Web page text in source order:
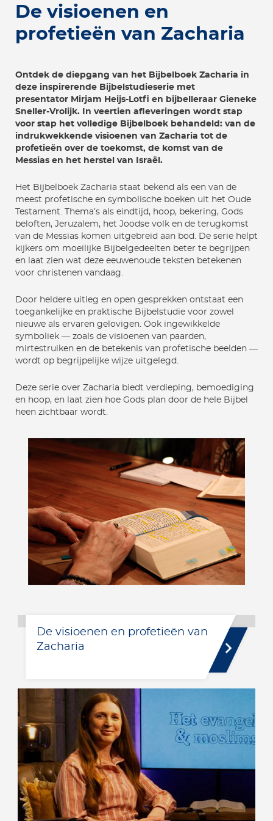
De visioenen en
profetieën van Zacharia
Ontdek de diepgang van het Bijbelboek Zacharia in
deze inspirerende Bijbelstudieserie met
presentator Mirjam Heijs-Lotfi en bijbelleraar Gieneke
Sneller-Vrolijk. In veertien afleveringen wordt stap
voor stap het volledige Bijbelboek behandeld: van de
indrukwekkende visioenen van Zacharia tot de
profetieën over de toekomst, de komst van de
Messias en het herstel van Israël.
Het Bijbelboek Zacharia staat bekend als een van de
meest profetische en symbolische boeken uit het Oude
Testament. Thema’s als eindtijd, hoop, bekering, Gods
beloften, Jeruzalem, het Joodse volk en de terugkomst
van de Messias komen uitgebreid aan bod. De serie helpt
kijkers om moeilijke Bijbelgedeelten beter te begrijpen
en laat zien wat deze eeuwenoude teksten betekenen
voor christenen vandaag.
Door heldere uitleg en open gesprekken ontstaat een
toegankelijke en praktische Bijbelstudie voor zowel
nieuwe als ervaren gelovigen. Ook ingewikkelde
symboliek — zoals de visioenen van paarden,
mirtestruiken en de betekenis van profetische beelden —
wordt op begrijpelijke wijze uitgelegd.
Deze serie over Zacharia biedt verdieping, bemoediging
en hoop, en laat zien hoe Gods plan door de hele Bijbel
heen zichtbaar wordt.
De visioenen en profetieën van
Zacharia